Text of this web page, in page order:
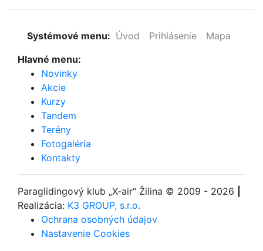
Systémové menu: Úvod Prihlásenie
Mapa
Hlavné menu:
Novinky
Akcie
Kurzy
Tandem
Terény
Fotogaléria
Kontakty
Paraglidingový klub „X-air“ Žilina © 2009 - 2026
Realizácia: K3 GROUP, s.r.o.
Ochrana osobných údajov
Nastavenie Cookies